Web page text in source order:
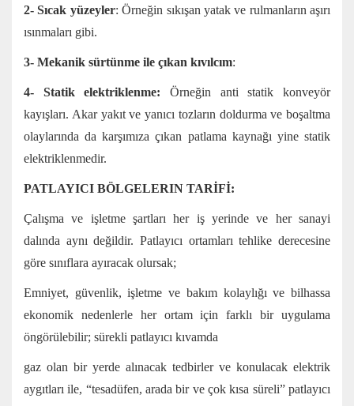
2- Sıcak yüzeyler: Örneğin sıkışan yatak ve rulmanların aşırı
ısınmaları gibi.
3- Mekanik sürtünme ile çıkan kıvılcım:
4- Statik elektriklenme: Örneğin anti statik konveyör
kayışları. Akar yakıt ve yanıcı tozların doldurma ve boşaltma
olaylarında da karşımıza çıkan patlama kaynağı yine statik
elektriklenmedir.
PATLAYICI BÖLGELERIN TARİFİ:
Çalışma ve işletme şartları her iş yerinde ve her sanayi
dalında aynı değildir. Patlayıcı ortamları tehlike derecesine
göre sınıflara ayıracak olursak;
Emniyet, güvenlik, işletme ve bakım kolaylığı ve bilhassa
ekonomik nedenlerle her ortam için farklı bir uygulama
öngörülebilir; sürekli patlayıcı kıvamda
gaz olan bir yerde alınacak tedbirler ve konulacak elektrik
aygıtları ile, “tesadüfen, arada bir ve çok kısa süreli” patlayıcı